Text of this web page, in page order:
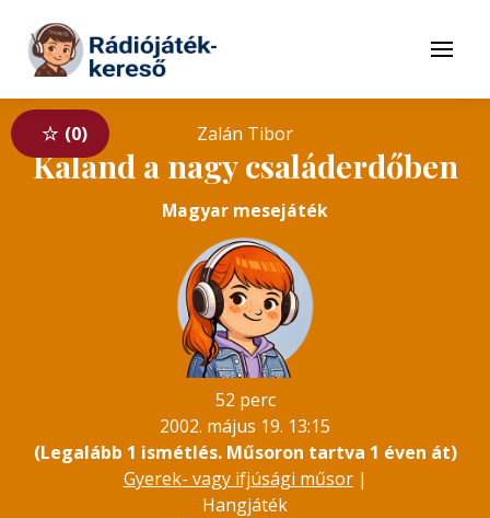
Tovább a tartalomhoz
Menü
0 Zalán Tibor
Kaland a nagy családerdőben
Magyar mesejáték
52 perc
2002. május 19. 13:15
(Legalább 1 ismétlés. Műsoron tartva 1 éven át)
Gyerek- vagy ifjúsági műsor|
Hangjáték